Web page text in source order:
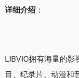
详细介绍 ：
LIBVIO拥有海量的
目、纪录片、动漫和